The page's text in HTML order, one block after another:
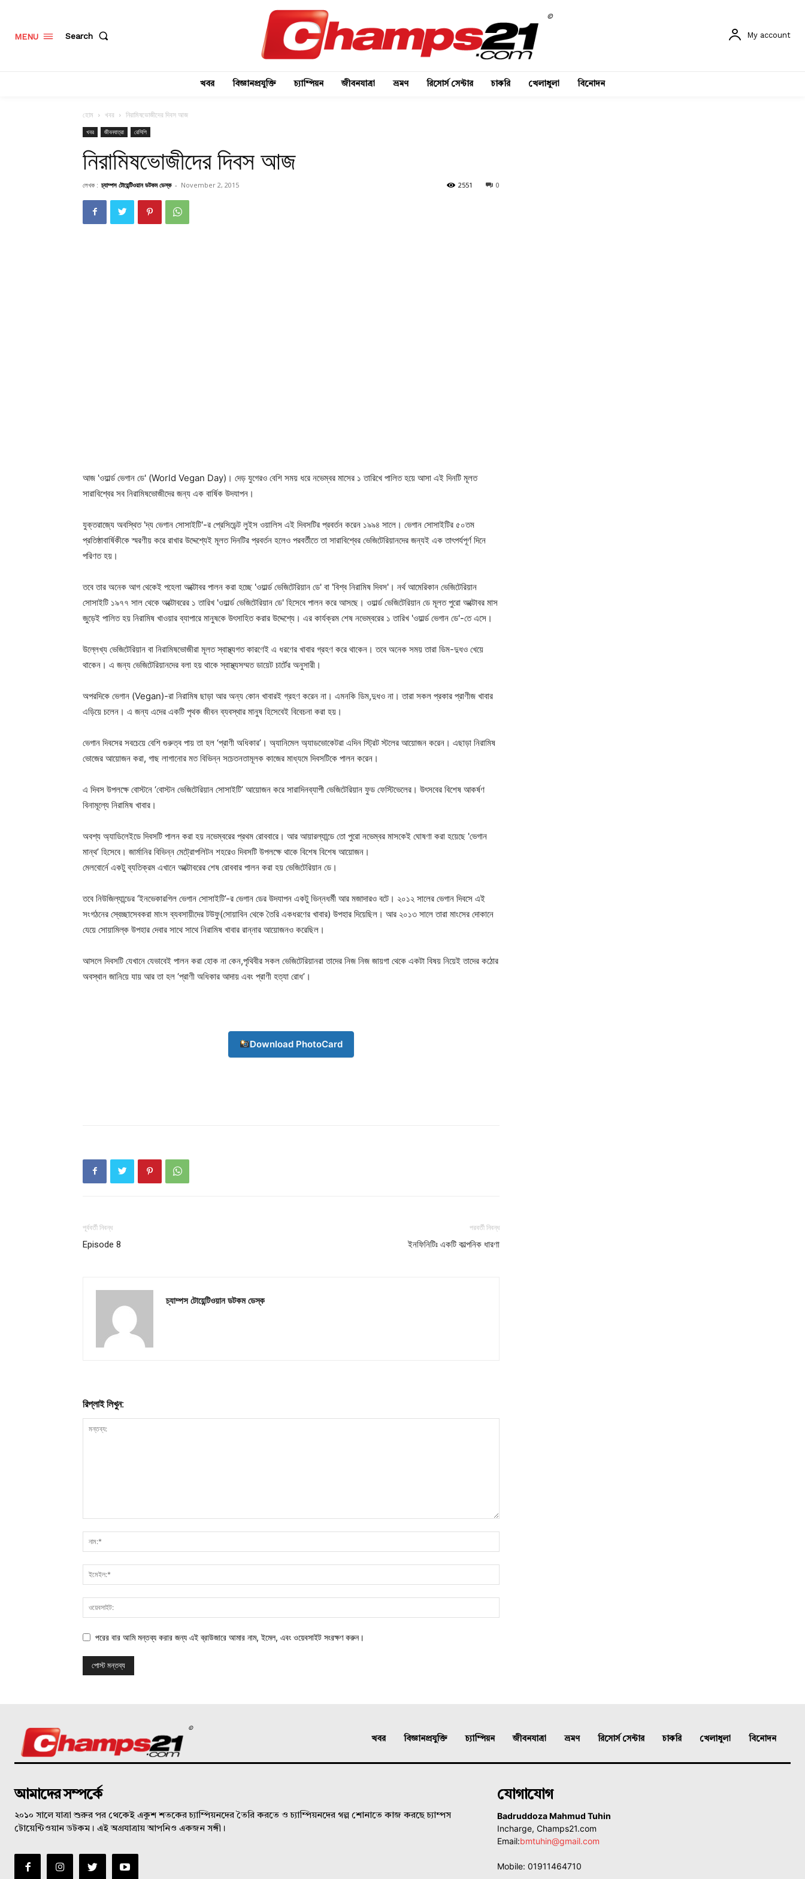
Champs21
Company
Contact us
MENU Search
©
My account
খবর বিজ্ঞানপ্রযুক্তি চ্যাম্পিয়ন জীবনযাত্রা ভ্রমণ রিসোর্স সেন্টার চাকরি খেলাধুলা বিনোদন
হোম খবর নিরামিষভোজীদের দিবস আজ
খবর জীবনযাত্রা রেসিপি
নিরামিষভোজীদের দিবস আজ
লেখক : চ্যাম্পস টোয়েন্টিওয়ান ডটকম ডেস্ক - November 2, 2015 0
2551
আজ 'ওয়ার্ল্ড ভেগান ডে' (World Vegan Day)। দেড় যুগেরও বেশি সময় ধরে নভেম্বর মাসের ১ তারিখে পালিত হয়ে আসা এই দিনটি মূলত
সারাবিশ্বের সব নিরামিষভোজীদের জন্য এক বার্ষিক উদযাপন।
যুক্তরাজ্যে অবস্থিত 'দ্য ভেগান সোসাইটি'-র প্রেসিডেন্ট লুইস ওয়ালিস এই দিবসটির প্রবর্তন করেন ১৯৯৪ সালে। ভেগান সোসাইটির ৫০তম
প্রতিষ্ঠাবার্ষিকীকে স্মরণীয় করে রাখার উদ্দেশ্যেই মূলত দিনটির প্রবর্তন হলেও পরবর্তীতে তা সারাবিশ্বের ভেজিটেরিয়ানদের জন্যই এক তাৎপর্যপূর্ণ দিনে
পরিণত হয়।
তবে তার অনেক আগ থেকেই পহেলা অক্টোবর পালন করা হচ্ছে 'ওয়ার্ল্ড ভেজিটেরিয়ান ডে' বা 'বিশ্ব নিরামিষ দিবস'। নর্থ আমেরিকান ভেজিটেরিয়ান
সোসাইটি ১৯৭৭ সাল থেকে অক্টোবরের ১ তারিখ 'ওয়ার্ল্ড ভেজিটেরিয়ান ডে' হিসেবে পালন করে আসছে। ওয়ার্ল্ড ভেজিটেরিয়ান ডে মূলত পুরো অক্টোবর মাস
জুড়েই পালিত হয় নিরামিষ খাওয়ার ব্যাপারে মানুষকে উৎসাহিত করার উদ্দেশ্যে। এর কার্যক্রম শেষ নভেম্বরের ১ তারিখ 'ওয়ার্ল্ড ভেগান ডে'-তে এসে।
উল্লেখ্য ভেজিটেরিয়ান বা নিরামিষভোজীরা মূলত স্বাস্থ্যগত কারণেই এ ধরণের খাবার গ্রহণ করে থাকেন। তবে অনেক সময় তারা ডিম-দুধও খেয়ে
থাকেন। এ জন্য ভেজিটেরিয়ানদের বলা হয় থাকে স্বাস্থ্যসম্মত ডায়েট চার্টের অনুসারী।
অপরদিকে ভেগান (Vegan)-রা নিরামিষ ছাড়া আর অন্য কোন খাবারই গ্রহণ করেন না। এমনকি ডিম,দুধও না। তারা সকল প্রকার প্রাণীজ খাবার
এড়িয়ে চলেন। এ জন্য এদের একটি পৃথক জীবন ব্যবস্থার মানুষ হিসেবেই বিবেচনা করা হয়।
ভেগান দিবসের সবচেয়ে বেশি গুরুত্ব পায় তা হল ‘প্রাণী অধিকার’। অ্যানিমেল অ্যাডভোকেটরা এদিন স্ট্রিট স্টলের আয়োজন করেন। এছাড়া নিরামিষ
ভোজের আয়োজন করা, গাছ লাগানোর মত বিভিন্ন সচেতনতামূলক কাজের মাধ্যমে দিবসটিকে পালন করেন।
এ দিবস উপলক্ষে বোস্টনে ‘বোস্টন ভেজিটেরিয়ান সোসাইটি’ আয়োজন করে সারাদিনব্যাপী ভেজিটেরিয়ান ফুড ফেস্টিভেলের। উৎসবের বিশেষ আকর্ষণ
বিনামূল্যে নিরামিষ খাবার।
অবশ্য অ্যাডিলেইডে দিবসটি পালন করা হয় নভেম্বরের প্রথম রোববারে। আর আয়ারল্যান্ডে তো পুরো নভেম্বর মাসকেই ঘোষণা করা হয়েছে 'ভেগান
মান্থ’ হিসেবে। জার্মানির বিভিন্ন মেট্রোপলিটন শহরেও দিবসটি উপলক্ষে থাকে বিশেষ বিশেষ আয়োজন।
মেলবোর্নে একটু ব্যতিক্রম এখানে অক্টোবরের শেষ রোববার পালন করা হয় ভেজিটেরিয়ান ডে।
তবে নিউজিল্যান্ডের ‘ইনভেকারগিল ভেগান সোসাইটি’-র ভেগান ডের উদযাপন একটু ভিন্নধর্মী আর মজাদারও বটে। ২০১২ সালের ভেগান দিবসে এই
সংগঠনের স্বেচ্ছাসেবকরা মাংস ব্যবসায়ীদের টউফু(সোয়াবিন থেকে তৈরি একধরণের খাবার) উপহার দিয়েছিল। আর ২০১৩ সালে তারা মাংসের দোকানে
যেয়ে সোয়ামিল্ক উপহার দেবার সাথে সাথে নিরামিষ খাবার রান্নার আয়োজনও করেছিল।
আসলে দিবসটি যেখানে যেভাবেই পালন করা হোক না কেন,পৃথিবীর সকল ভেজিটেরিয়ানরা তাদের নিজ নিজ জায়গা থেকে একটা বিষয় নিয়েই তাদের কঠোর
অবস্থান জানিয়ে যায় আর তা হল ‘প্রাণী অধিকার আদায় এবং প্রাণী হত্যা রোধ’।
Download PhotoCard
পূর্ববর্তী নিবন্ধ
Episode 8
পরবর্তী নিবন্ধ
ইনফিনিটিঃ একটি কাল্পনিক ধারণা
চ্যাম্পস টোয়েন্টিওয়ান ডটকম ডেস্ক
রিপ্লাই লিখুন:
পরের বার আমি মন্তব্য করার জন্য এই ব্রাউজারে আমার নাম, ইমেল, এবং ওয়েবসাইট সংরক্ষণ করুন।
©
খবর বিজ্ঞানপ্রযুক্তি চ্যাম্পিয়ন জীবনযাত্রা ভ্রমণ রিসোর্স সেন্টার চাকরি খেলাধুলা বিনোদন
আমাদের সম্পর্কে
২০১০ সালে যাত্রা শুরুর পর থেকেই একুশ শতকের চ্যাম্পিয়নদের তৈরি করতে ও চ্যাম্পিয়নদের গল্প শোনাতে কাজ করছে চ্যাম্পস
টোয়েন্টিওয়ান ডটকম। এই অগ্রযাত্রায় আপনিও একজন সঙ্গী।
যোগাযোগ
Badruddoza Mahmud Tuhin
Incharge, Champs21.com
Email:bmtuhin@gmail.com
Mobile: 01911464710